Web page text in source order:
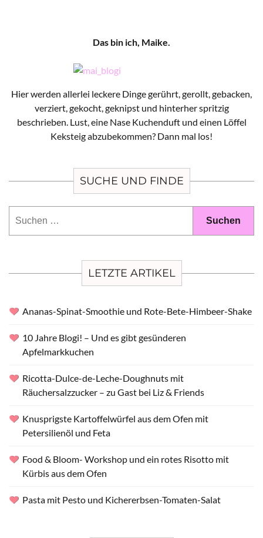
Das bin ich, Maike.
Hier werden allerlei leckere Dinge gerührt, gerollt, gebacken,
verziert, gekocht, geknipst und hinterher spritzig
beschrieben. Lust, eine Nase Kuchenduft und einen Löffel
Keksteig abzubekommen? Dann mal los!
SUCHE UND FINDE
LETZTE ARTIKEL
Ananas-Spinat-Smoothie und Rote-Bete-Himbeer-Shake
10 Jahre Blogi! – Und es gibt gesünderen
Apfelmarkkuchen
Ricotta-Dulce-de-Leche-Doughnuts mit
Räuchersalzzucker – zu Gast bei Liz & Friends
Knusprigste Kartoffelwürfel aus dem Ofen mit
Petersilienöl und Feta
Food & Bloom- Workshop und ein rotes Risotto mit
Kürbis aus dem Ofen
Pasta mit Pesto und Kichererbsen-Tomaten-Salat